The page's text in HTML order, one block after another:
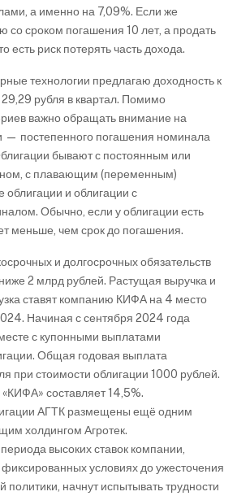
а именно на 7,09%. Если же
со сроком погашения 10 лет, а продать
есть риск потерять часть дохода.
технологии предлагаю доходность к
рубля в квартал. Помимо
важно обращать внимание на
— постепенного погашения номинала
бывают с постоянным или
с плавающим (переменным)
облигации и облигации с
Обычно, если у облигации есть
меньше, чем срок до погашения.
и долгосрочных обязательств
2 млрд рублей. Растущая выручка и
ставят компанию КИФА на 4 место
Начиная с сентября 2024 года
с купонными выплатами
Общая годовая выплата
при стоимости облигации 1000 рублей.
составляет 14,5%.
АГТК размещены ещё одним
холдингом Агротек.
высоких ставок компании,
условиях до ужесточения
политики, начнут испытывать трудности